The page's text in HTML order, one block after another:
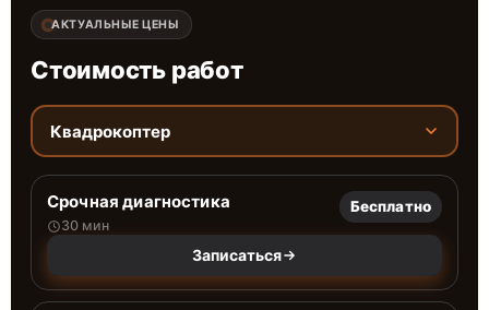
АКТУАЛЬНЫЕ ЦЕНЫ
Стоимость работ
Квадрокоптер
Срочная диагностика
30 мин
Бесплатно
Записаться